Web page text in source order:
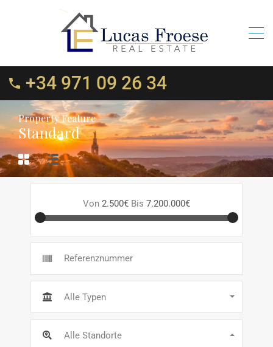
+34 971 09 26 34
Property Feature
Standard
Von 2.500€ Bis 7.200.000€
Alle Typen
Alle Standorte